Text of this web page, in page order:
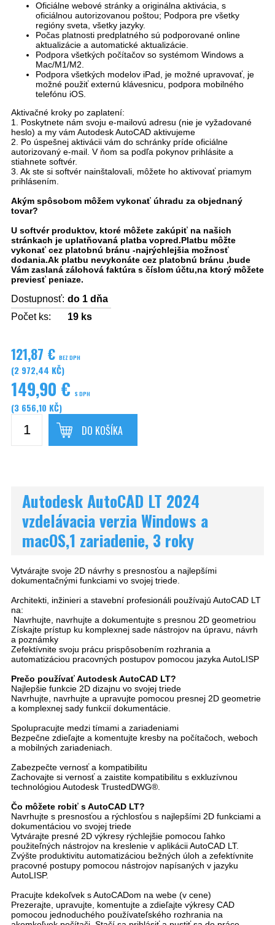
Oficiálne webové stránky a originálna aktivácia, s
oficiálnou autorizovanou poštou; Podpora pre všetky
regióny sveta, všetky jazyky.
Počas platnosti predplatného sú podporované online
aktualizácie a automatické aktualizácie.
Podpora všetkých počítačov so systémom Windows a
Mac/M1/M2.
Podpora všetkých modelov iPad, je možné upravovať, je
možné použiť externú klávesnicu, podpora mobilného
telefónu iOS.
Aktivačné kroky po zaplatení:
1. Poskytnete nám svoju e-mailovú adresu (nie je vyžadované
heslo) a my vám Autodesk AutoCAD aktivujeme
2. Po úspešnej aktivácii vám do schránky príde oficiálne
autorizovaný e-mail. V ňom sa podľa pokynov prihlásite a
stiahnete softvér.
3. Ak ste si softvér nainštalovali, môžete ho aktivovať priamym
prihlásením.
Akým spôsobom môžem vykonať úhradu za objednaný
tovar?
U softvér produktov, ktoré môžete zakúpiť na našich
stránkach je uplatňovaná platba vopred.Platbu môžte
vykonať cez platobnú bránu -najrýchlejšia možnosť
dodania.Ak platbu nevykonáte cez platobnú bránu ,bude
Vám zaslaná zálohová faktúra s číslom účtu,na ktorý môžete
previesť peniaze.
Dostupnosť: do 1 dňa
Počet ks:
19 ks
121,87 € BEZ DPH
(2 972,44 KČ)
149,90 € S DPH
(3 656,10 KČ)
DO KOŠÍKA
Autodesk AutoCAD LT 2024
vzdelávacia verzia Windows a
macOS,1 zariadenie, 3 roky
Vytvárajte svoje 2D návrhy s presnosťou a najlepšími
dokumentačnými funkciami vo svojej triede.
Architekti, inžinieri a stavební profesionáli používajú AutoCAD LT
na:
Navrhujte, navrhujte a dokumentujte s presnou 2D geometriou
Získajte prístup ku komplexnej sade nástrojov na úpravu, návrh
a poznámky
Zefektívnite svoju prácu prispôsobením rozhrania a
automatizáciou pracovných postupov pomocou jazyka AutoLISP
Prečo používať Autodesk AutoCAD LT?
Najlepšie funkcie 2D dizajnu vo svojej triede
Navrhujte, navrhujte a upravujte pomocou presnej 2D geometrie
a komplexnej sady funkcií dokumentácie.
Spolupracujte medzi tímami a zariadeniami
Bezpečne zdieľajte a komentujte kresby na počítačoch, weboch
a mobilných zariadeniach.
Zabezpečte vernosť a kompatibilitu
Zachovajte si vernosť a zaistite kompatibilitu s exkluzívnou
technológiou Autodesk TrustedDWG®.
Čo môžete robiť s AutoCAD LT?
Navrhujte s presnosťou a rýchlosťou s najlepšími 2D funkciami a
dokumentáciou vo svojej triede
Vytvárajte presné 2D výkresy rýchlejšie pomocou ľahko
použiteľných nástrojov na kreslenie v aplikácii AutoCAD LT.
Zvýšte produktivitu automatizáciou bežných úloh a zefektívnite
pracovné postupy pomocou nástrojov napísaných v jazyku
AutoLISP.
Pracujte kdekoľvek s AutoCADom na webe (v cene)
Prezerajte, upravujte, komentujte a zdieľajte výkresy CAD
pomocou jednoduchého používateľského rozhrania na